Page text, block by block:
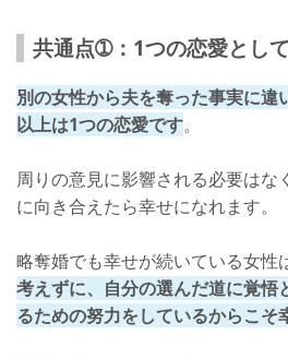
共通点➀：1つの恋愛とし
別の女性から夫を奪った事実に違
以上は1つの恋愛です。
周りの意見に影響される必要はな
に向き合えたら幸せになれます。
略奪婚でも幸せが続いている女性
考えずに、自分の選んだ道に覚悟
るための努力をしているからこそ